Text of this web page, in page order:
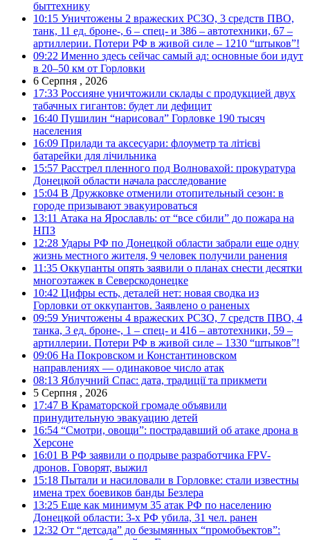
быттехнику
10:15 Уничтожены 2 вражеских РСЗО, 3 средств ПВО,
танк, 11 ед. броне-, 6 – спец- и 386 – автотехники, 67 –
артиллерии. Потери РФ в живой силе – 1210 “штыков”!
09:22 Именно здесь сейчас самый ад: основные бои идут
в 20–50 км от Горловки
6 Серпня , 2026
17:33 Россияне уничтожили склады с продукцией двух
табачных гигантов: будет ли дефицит
16:40 Пушилин “нарисовал” Горловке 190 тысяч
населения
16:09 Прилади та аксесуари: флоуметр та літієві
батарейки для лічильника
15:57 Расстрел пленного под Волновахой: прокуратура
Донецкой области начала расследование
15:04 В Дружковке отменили отопительный сезон: в
городе призывают эвакуироваться
13:11 Атака на Ярославль: от “все сбили” до пожара на
НПЗ
12:28 Удары РФ по Донецкой области забрали еще одну
жизнь местного жителя, 9 человек получили ранения
11:35 Оккупанты опять заявили о планах снести десятки
многоэтажек в Северскодонецке
10:42 Цифры есть, деталей нет: новая сводка из
Горловки от оккупантов. Заявлено о раненых
09:59 Уничтожены 4 вражеских РСЗО, 7 средств ПВО, 4
танка, 3 ед. броне-, 1 – спец- и 416 – автотехники, 59 –
артиллерии. Потери РФ в живой силе – 1330 “штыков”!
09:06 На Покровском и Константиновском
направлениях — одинаковое число атак
08:13 Яблучний Спас: дата, традиції та прикмети
5 Серпня , 2026
17:47 В Краматорской громаде объявили
принудительную эвакуацию детей
16:54 “Смотри, овощи”: пострадавший об атаке дрона в
Херсоне
16:01 В РФ заявили о подрыве разработчика FPV-
дронов. Говорят, выжил
15:18 Пытали и насиловали в Горловке: стали известны
имена трех боевиков банды Безлера
13:25 Еще как минимум 35 атак РФ по населению
Донецкой области: 3-х РФ убила, 31 чел. ранен
12:32 От “детсада” до безымянных “промобъектов”: